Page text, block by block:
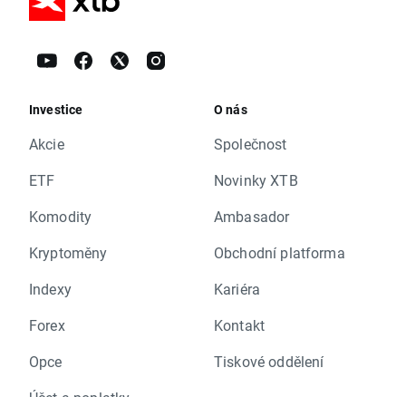
Investice
Akcie
ETF
Komodity
Kryptoměny
Indexy
Forex
Opce
O nás
Společnost
Novinky XTB
Ambasador
Obchodní platforma
Kariéra
Kontakt
Tiskové oddělení